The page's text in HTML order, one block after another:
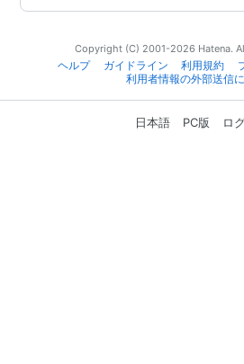
Copyright (C) 2001-2026 Hatena.
ヘルプ
ガイドライン 利用規約
利用者情報の外部送信
日本語 PC版 ロ